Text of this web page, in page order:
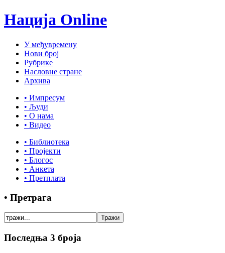
Нација Online
У међувремену
Нови број
Рубрике
Насловне стране
Архива
• Импресум
• Људи
• О нама
• Видео
• Библиотека
• Пројекти
• Блогос
• Анкета
• Претплата
• Претрага
Последња 3 броја